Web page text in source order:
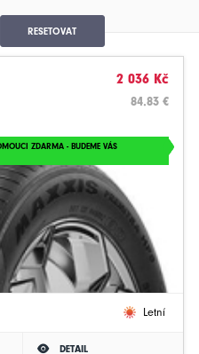
RESETOVAT
2 036 Kč
84.83 €
ZDARMA - BUDEME VÁS
Letní
DETAIL